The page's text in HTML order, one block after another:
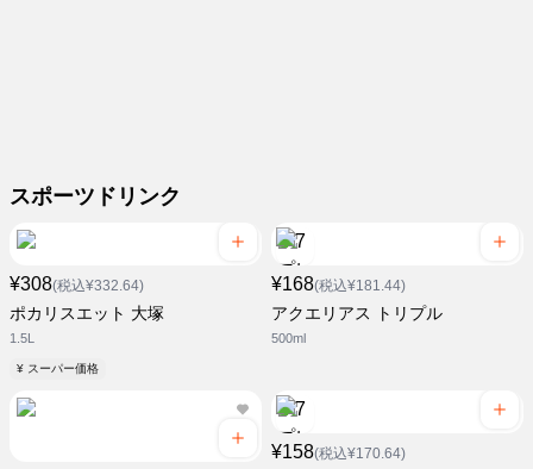
スポーツドリンク
¥308(税込¥332.64)
ポカリスエット 大塚
1.5L
¥ スーパー価格
¥168(税込¥181.44)
アクエリアス トリプル
500ml
¥158(税込¥170.64)